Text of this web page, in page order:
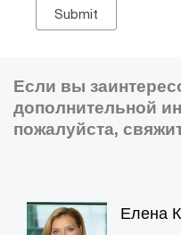
Если вы
дополнительной
пожалуйста,
Елена